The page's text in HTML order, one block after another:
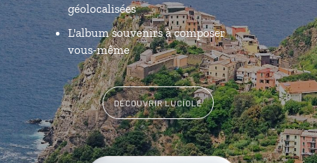
géolocalisées
L'album souvenirs à composer
vous-même
DÉCOUVRIR LUCIOLE